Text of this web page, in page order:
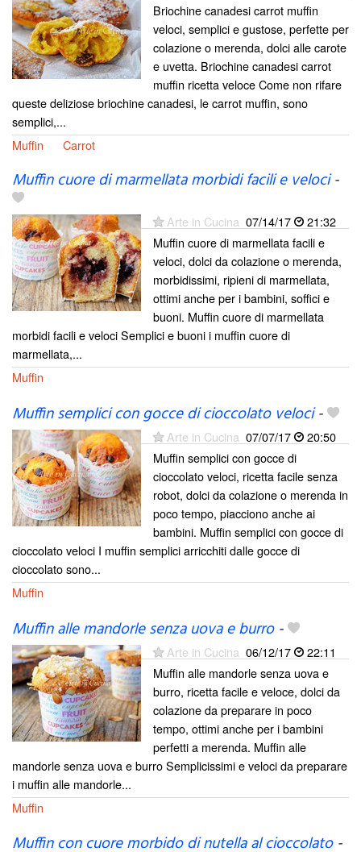
Briochine canadesi carrot muffin
veloci, semplici e gustose, perfette per
colazione o merenda, dolci alle carote
e uvetta. Briochine canadesi carrot
muffin ricetta veloce Come non rifare
queste deliziose briochine canadesi, le carrot muffin, sono
semplici,...
Muffin
Carrot
Muffin cuore di marmellata morbidi facili e veloci-
Arte in Cucina 07/14/17
21:32
Muffin cuore di marmellata facili e
veloci, dolci da colazione o merenda,
morbidissimi, ripieni di marmellata,
ottimi anche per i bambini, soffici e
buoni. Muffin cuore di marmellata
morbidi facili e veloci Semplici e buoni i muffin cuore di
marmellata,...
Muffin
Muffin semplici con gocce di cioccolato veloci-
Arte in Cucina 07/07/17
20:50
Muffin semplici con gocce di
cioccolato veloci, ricetta facile senza
robot, dolci da colazione o merenda in
poco tempo, piacciono anche ai
bambini. Muffin semplici con gocce di
cioccolato veloci I muffin semplici arricchiti dalle gocce di
cioccolato sono...
Muffin
Muffin alle mandorle senza uova e burro-
Arte in Cucina 06/12/17
22:11
Muffin alle mandorle senza uova e
burro, ricetta facile e veloce, dolci da
colazione da preparare in poco
tempo, ottimi anche per i bambini
perfetti a merenda. Muffin alle
mandorle senza uova e burro Semplicissimi e veloci da preparare
i muffin alle mandorle...
Muffin
Muffin con cuore morbido di nutella al cioccolato-